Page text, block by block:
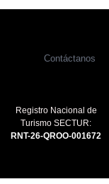
Contáctanos
Registro Nacional de
Turismo SECTUR:
RNT-26-QROO-001672